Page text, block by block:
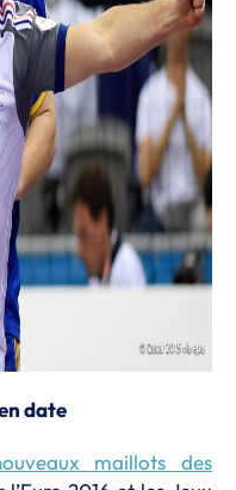
date
maillots des